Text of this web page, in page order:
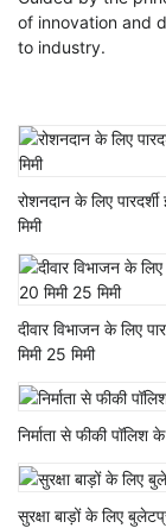
of innovation and
to industry.
रोशनदान के लिए
मिमी
दीवार विभाजन के लिए
मिमी 25 मिमी
निर्माता से फीकी पॉलिश
सुरक्षा बाड़ों के लिए